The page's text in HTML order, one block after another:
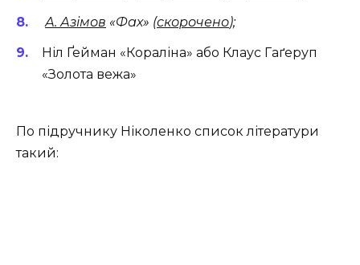
А. Азімов «Фах» (скорочено);
Ніл Ґейман «Кораліна» або Клаус Гаґеруп
«Золота вежа»
По підручнику Ніколенко список літератури
такий: